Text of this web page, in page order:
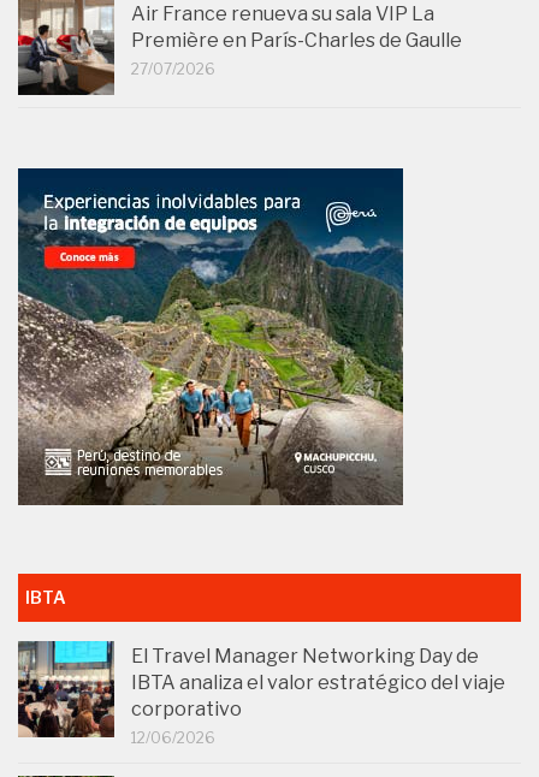
Air France renueva su sala VIP La
Première en París-Charles de Gaulle
27/07/2026
IBTA
El Travel Manager Networking Day de
IBTA analiza el valor estratégico del viaje
corporativo
12/06/2026